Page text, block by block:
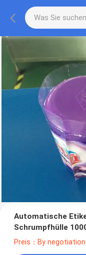
Automatische
Schrumpfhülle
Preis：By negotiation